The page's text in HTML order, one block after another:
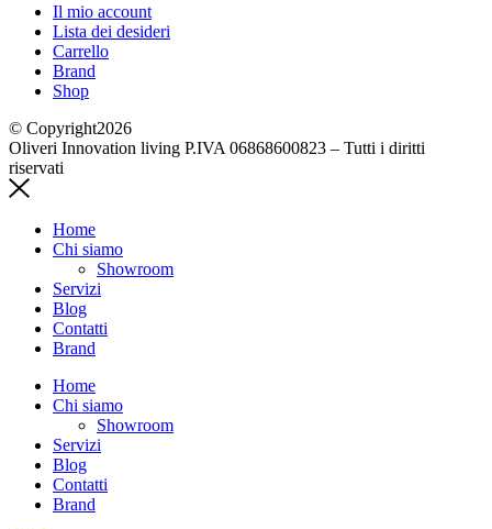
Il mio account
Lista dei desideri
Carrello
Brand
Shop
© Copyright2026
Oliveri Innovation living P.IVA 06868600823 – Tutti i diritti
riservati
Home
Chi siamo
Showroom
Servizi
Blog
Contatti
Brand
Home
Chi siamo
Showroom
Servizi
Blog
Contatti
Brand